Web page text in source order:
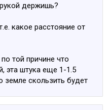
держишь?
какое расстояние от
той причине что
эта штука еще 1-1.5
земле скользить будет